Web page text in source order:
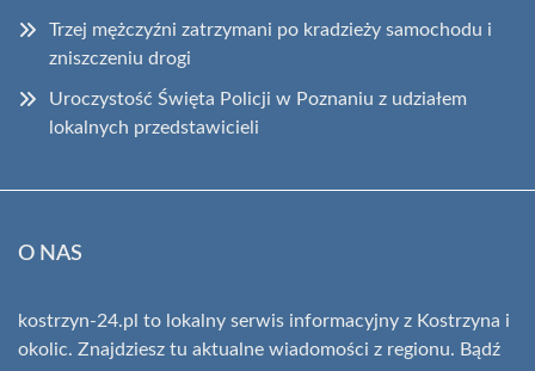
Trzej mężczyźni zatrzymani po kradzieży samochodu i
zniszczeniu drogi
Uroczystość Święta Policji w Poznaniu z udziałem
lokalnych przedstawicieli
O NAS
kostrzyn-24.pl to lokalny serwis informacyjny z Kostrzyna i
okolic. Znajdziesz tu aktualne wiadomości z regionu. Bądź